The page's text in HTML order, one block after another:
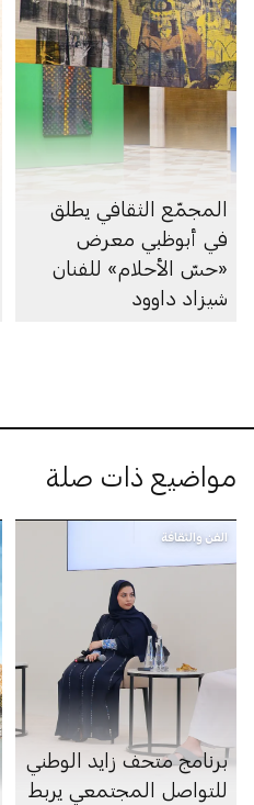
المجمّع الثقافي يطلق
في أبوظبي معرض
«حسّ الأحلام» للفنان
شيزاد داوود
مواضيع ذات صلة
الفن والثقافة
برنامج متحف زايد الوطني
للتواصل المجتمعي يربط